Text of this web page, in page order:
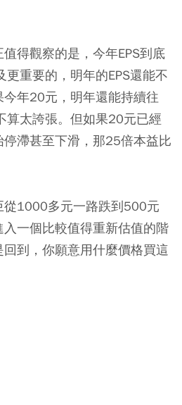
得觀察的是，今年EPS到底
重要的，明年的EPS還能不
年20元，明年還能持續往
算太誇張。但如果20元已經
滯甚至下滑，那25倍本益比
從1000多元一路跌到500元
一個比較值得重新估值的階
到，你願意用什麼價格買這